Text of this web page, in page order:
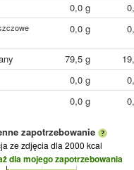
0,0 g
0,0 g
79,5 g
0,0 g
0,0 g
zapotrzebowanie
ze zdjęcia dla 2000 kcal
dla mojego zapotrzebowania